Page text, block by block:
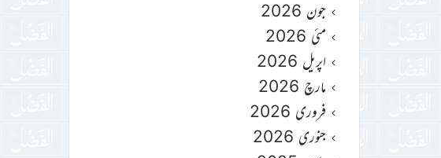
جون 2026
مئی 2026
اپریل 2026
مارچ 2026
فروری 2026
جنوری 2026